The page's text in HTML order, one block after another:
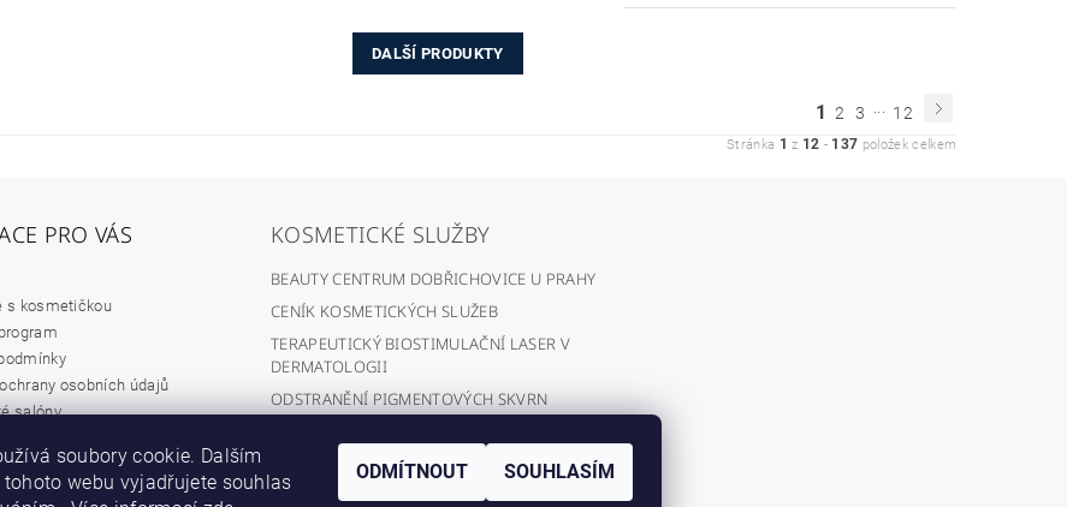
DALŠÍ PRODUKTY
1 2 3 12
Stránka 1 z 12 - 137 položek celkem
PRO VÁS
s kosmetičkou
osobních údajů
salóny
KOSMETICKÉ SLUŽBY
BEAUTY CENTRUM DOBŘICHOVICE U PRAHY
CENÍK KOSMETICKÝCH SLUŽEB
TERAPEUTICKÝ BIOSTIMULAČNÍ LASER V
DERMATOLOGII
ODSTRANĚNÍ PIGMENTOVÝCH SKVRN
soubory cookie. Dalším
webu vyjadřujete souhlas
ODMÍTNOUT SOUHLASÍM